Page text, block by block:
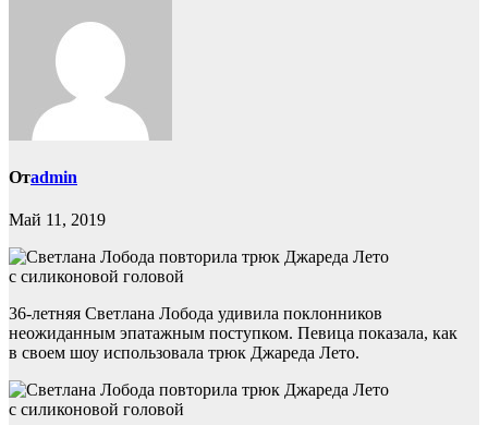
Отadmin
Май 11, 2019
36-летняя Светлана Лобода удивила поклонников
неожиданным эпатажным поступком. Певица показала, как
в своем шоу использовала трюк Джареда Лето.